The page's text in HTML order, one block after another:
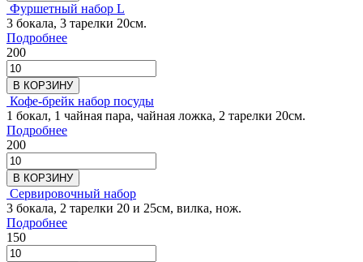
Фуршетный набор L
3 бокала, 3 тарелки 20см.
Подробнее
200
В КОРЗИНУ
Кофе-брейк набор посуды
1 бокал, 1 чайная пара, чайная ложка, 2 тарелки 20см.
Подробнее
200
В КОРЗИНУ
Сервировочный набор
3 бокала, 2 тарелки 20 и 25см, вилка, нож.
Подробнее
150